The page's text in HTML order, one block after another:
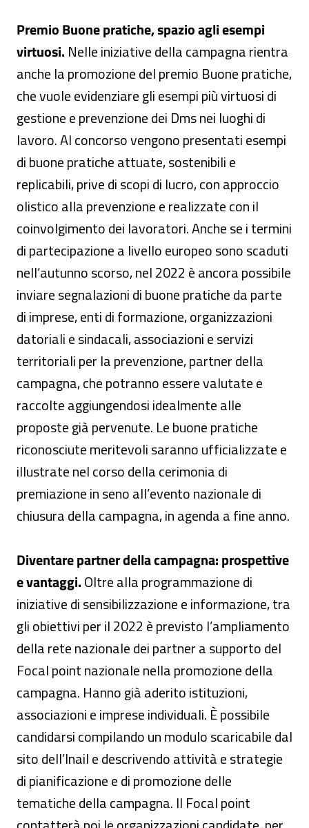
Premio Buone pratiche, spazio agli esempi
virtuosi. Nelle iniziative della campagna rientra
anche la promozione del premio Buone pratiche,
che vuole evidenziare gli esempi più virtuosi di
gestione e prevenzione dei Dms nei luoghi di
lavoro. Al concorso vengono presentati esempi
di buone pratiche attuate, sostenibili e
replicabili, prive di scopi di lucro, con approccio
olistico alla prevenzione e realizzate con il
coinvolgimento dei lavoratori. Anche se i termini
di partecipazione a livello europeo sono scaduti
nell’autunno scorso, nel 2022 è ancora possibile
inviare segnalazioni di buone pratiche da parte
di imprese, enti di formazione, organizzazioni
datoriali e sindacali, associazioni e servizi
territoriali per la prevenzione, partner della
campagna, che potranno essere valutate e
raccolte aggiungendosi idealmente alle
proposte già pervenute. Le buone pratiche
riconosciute meritevoli saranno ufficializzate e
illustrate nel corso della cerimonia di
premiazione in seno all’evento nazionale di
chiusura della campagna, in agenda a fine anno.
Diventare partner della campagna: prospettive
e vantaggi.Oltre alla programmazione di
iniziative di sensibilizzazione e informazione, tra
gli obiettivi per il 2022 è previsto l’ampliamento
della rete nazionale dei partner a supporto del
Focal point nazionale nella promozione della
campagna. Hanno già aderito istituzioni,
associazioni e imprese individuali. È possibile
candidarsi compilando un modulo scaricabile dal
sito dell’Inail e descrivendo attività e strategie
di pianificazione e di promozione delle
tematiche della campagna. Il Focal point